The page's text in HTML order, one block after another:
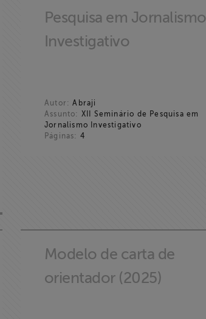
Pesquisa em Jornalismo
Investigativo
Autor: Abraji
Assunto: XII Seminário de Pesquisa em
Jornalismo Investigativo
Páginas: 4
Modelo de carta de
orientador (2025)